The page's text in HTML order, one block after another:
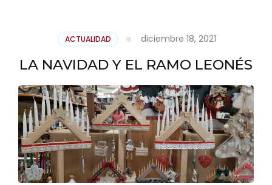
ACTUALIDAD diciembre 18, 2021
LA NAVIDAD Y EL RAMO LEONÉS